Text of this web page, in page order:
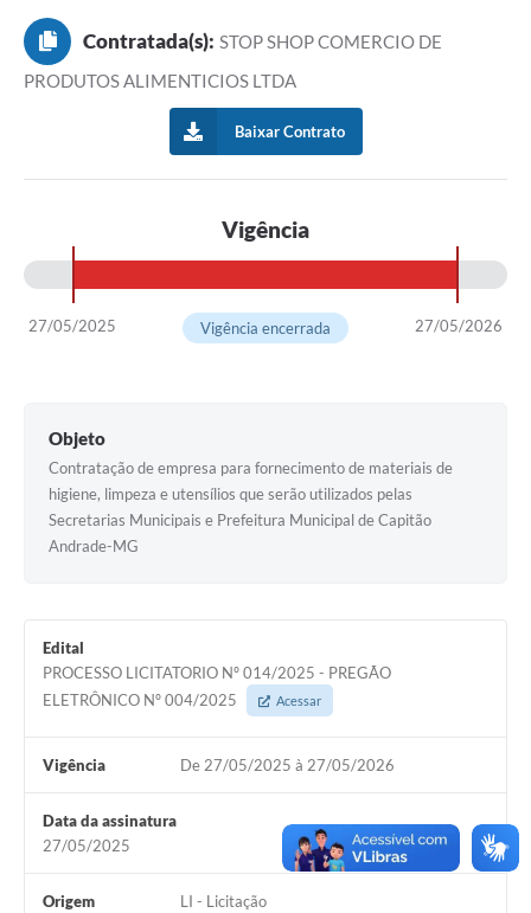
Contratada(s): STOP SHOP COMERCIO DE
PRODUTOS ALIMENTICIOS LTDA
Baixar Contrato
Vigência
27/05/2025 27/05/2026
Vigência encerrada
Objeto
Contratação de empresa para fornecimento de materiais de
higiene, limpeza e utensílios que serão utilizados pelas
Secretarias Municipais e Prefeitura Municipal de Capitão
Andrade-MG
Edital
PROCESSO LICITATORIO Nº 014/2025 - PREGÃO
ELETRÔNICO Nº 004/2025
Acessar
Vigência De 27/05/2025 à 27/05/2026
Data da assinatura
27/05/2025
Origem LI - Licitação